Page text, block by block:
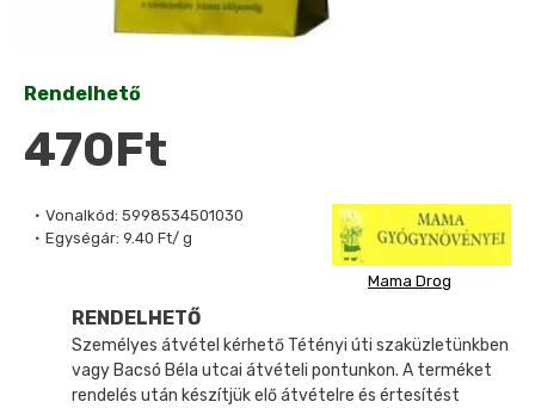
Vonalkód: 5998534501030
Egységár: 9.40 Ft/ g
Mama Drog
Rendelhető
470Ft
RENDELHETŐ
Személyes átvétel kérhető Tétényi úti szaküzletünkben
vagy Bacsó Béla utcai átvételi pontunkon. A terméket
rendelés után készítjük elő átvételre és értesítést